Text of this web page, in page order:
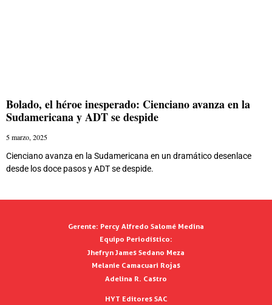
Bolado, el héroe inesperado: Cienciano avanza en la
Sudamericana y ADT se despide
5 marzo, 2025
Cienciano avanza en la Sudamericana en un dramático desenlace
desde los doce pasos y ADT se despide.
Gerente: Percy Alfredo Salomé Medina
Equipo Periodístico:
Jhefryn James Sedano Meza
Melanie Camacuari Rojas
Adelina R. Castro
HYT Editores SAC